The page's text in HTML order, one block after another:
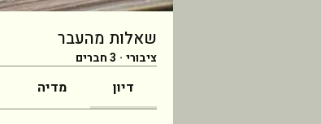
שאלות מהעבר
ציבורי · 3 חברים
דיון מדיה